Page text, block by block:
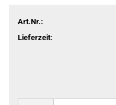
Art.Nr.:
Lieferzeit: